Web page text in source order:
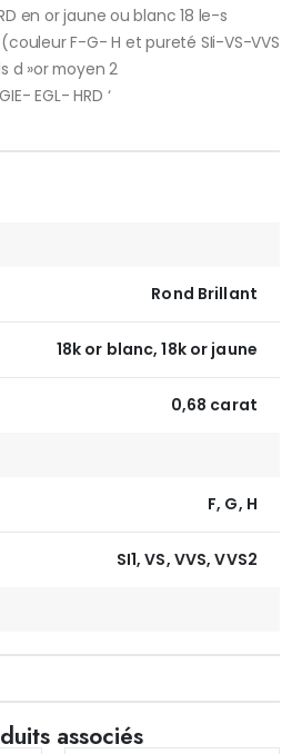
en or jaune ou blanc 18 le-s
F-G- H et pureté SIi-VS-VVS
d »or moyen 2
EGL- HRD ‘
Rond Brillant
18k or blanc, 18k or jaune
0,68 carat
F, G, H
SI1, VS, VVS, VVS2
associés